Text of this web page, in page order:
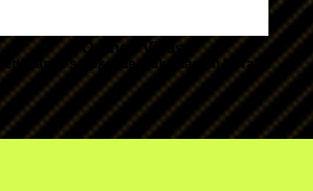
Orange Villas
Nederlands sprekende makelaars in Moraira